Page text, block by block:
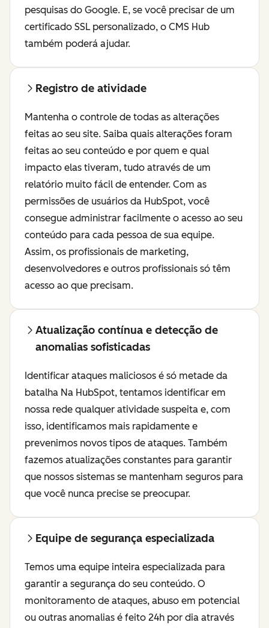
pesquisas do Google. E, se você precisar de um
certificado SSL personalizado, o CMS Hub
também poderá ajudar.
Registro de atividade
Mantenha o controle de todas as alterações
feitas ao seu site. Saiba quais alterações foram
feitas ao seu conteúdo e por quem e qual
impacto elas tiveram, tudo através de um
relatório muito fácil de entender. Com as
permissões de usuários da HubSpot, você
consegue administrar facilmente o acesso ao seu
conteúdo para cada pessoa de sua equipe.
Assim, os profissionais de marketing,
desenvolvedores e outros profissionais só têm
acesso ao que precisam.
Atualização contínua e detecção de
anomalias sofisticadas
Identificar ataques maliciosos é só metade da
batalha Na HubSpot, tentamos identificar em
nossa rede qualquer atividade suspeita e, com
isso, identificamos mais rapidamente e
prevenimos novos tipos de ataques. Também
fazemos atualizações constantes para garantir
que nossos sistemas se mantenham seguros para
que você nunca precise se preocupar.
Equipe de segurança especializada
Temos uma equipe inteira especializada para
garantir a segurança do seu conteúdo. O
monitoramento de ataques, abuso em potencial
ou outras anomalias é feito 24h por dia através